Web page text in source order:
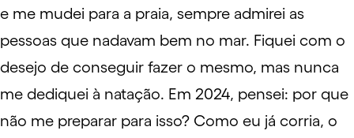
e me mudei para a praia, sempre admirei as
pessoas que nadavam bem no mar. Fiquei com o
desejo de conseguir fazer o mesmo, mas nunca
me dediquei à natação. Em 2024, pensei: por que
não me preparar para isso? Como eu já corria, o